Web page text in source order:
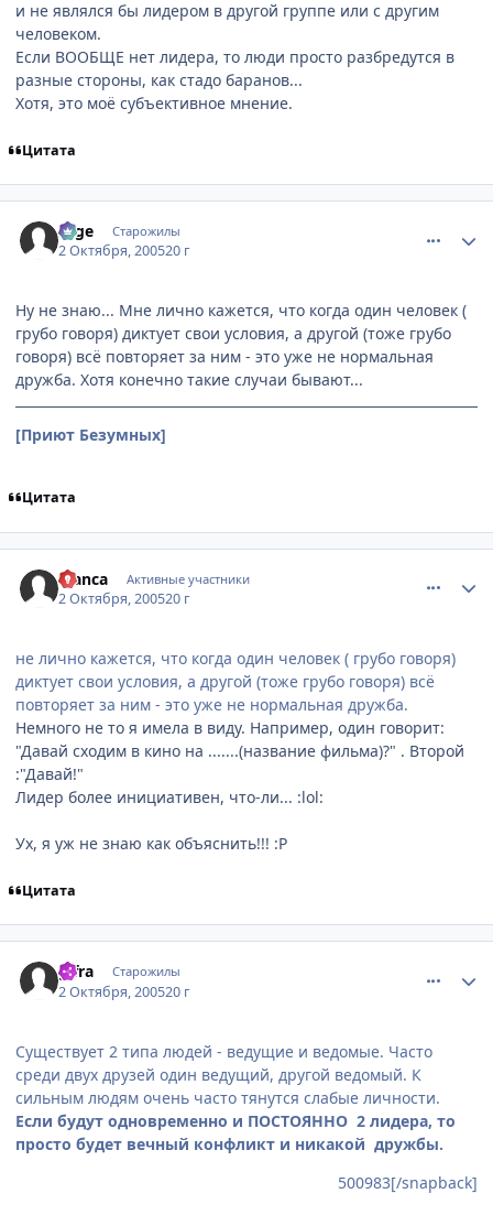
и не являлся бы лидером в другой группе или с другим
человеком.
Если ВООБЩЕ нет лидера, то люди просто разбредутся в
разные стороны, как стадо баранов...
Хотя, это моё субъективное мнение.
Цитата
sage Старожилы
2 Октября, 200520 г
Ну не знаю... Мне лично кажется, что когда один человек (
грубо говоря) диктует свои условия, а другой (тоже грубо
говоря) всё повторяет за ним - это уже не нормальная
дружба. Хотя конечно такие случаи бывают...
[Приют Безумных]
Цитата
Bianca Активные участники
2 Октября, 200520 г
не лично кажется, что когда один человек ( грубо говоря)
диктует свои условия, а другой (тоже грубо говоря) всё
повторяет за ним - это уже не нормальная дружба.
Немного не то я имела в виду. Например, один говорит:
"Давай сходим в кино на .......(название фильма)?" . Второй
:"Давай!"
Лидер более инициативен, что-ли... :lol:
Ух, я уж не знаю как объяснить!!! :P
Цитата
gifra Старожилы
2 Октября, 200520 г
Существует 2 типа людей - ведущие и ведомые. Часто
среди двух друзей один ведущий, другой ведомый. К
сильным людям очень часто тянутся слабые личности.
Если будут одновременно и ПОСТОЯННО 2 лидера, то
просто будет вечный конфликт и никакой дружбы.
500983[/snapback]